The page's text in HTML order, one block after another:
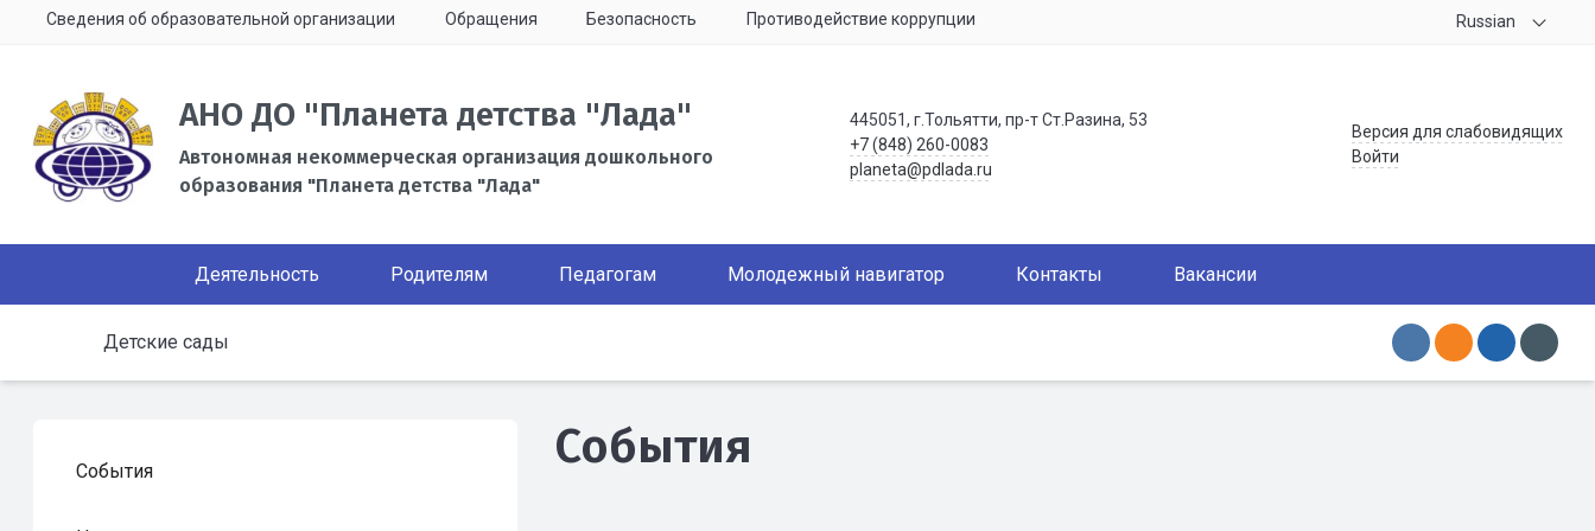
Сведения об образовательной организации Обращения Безопасность Противодействие коррупции Russian
АНО ДО "Планета детства "Лада"
Автономная некоммерческая организация дошкольного
образования "Планета детства "Лада"
445051, г.Тольятти, пр-т Ст.Разина, 53
+7 (848) 260-0083
planeta@pdlada.ru
Версия для слабовидящих
Войти
Деятельность Родителям Педагогам Молодежный навигатор Контакты Вакансии
Детские сады
События События